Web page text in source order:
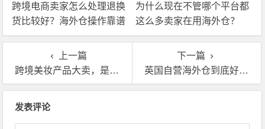
跨境电商卖家怎么处理退换
货比较好？海外仓操作靠谱
吗？
为什么现在不管哪个平台都
这么多卖家在用海外仓？
上一篇
跨境美妆产品大卖，是怎么利用英国海外仓卖爆全英的？
下一篇
英国自营海外仓到底好不好用？
发表评论